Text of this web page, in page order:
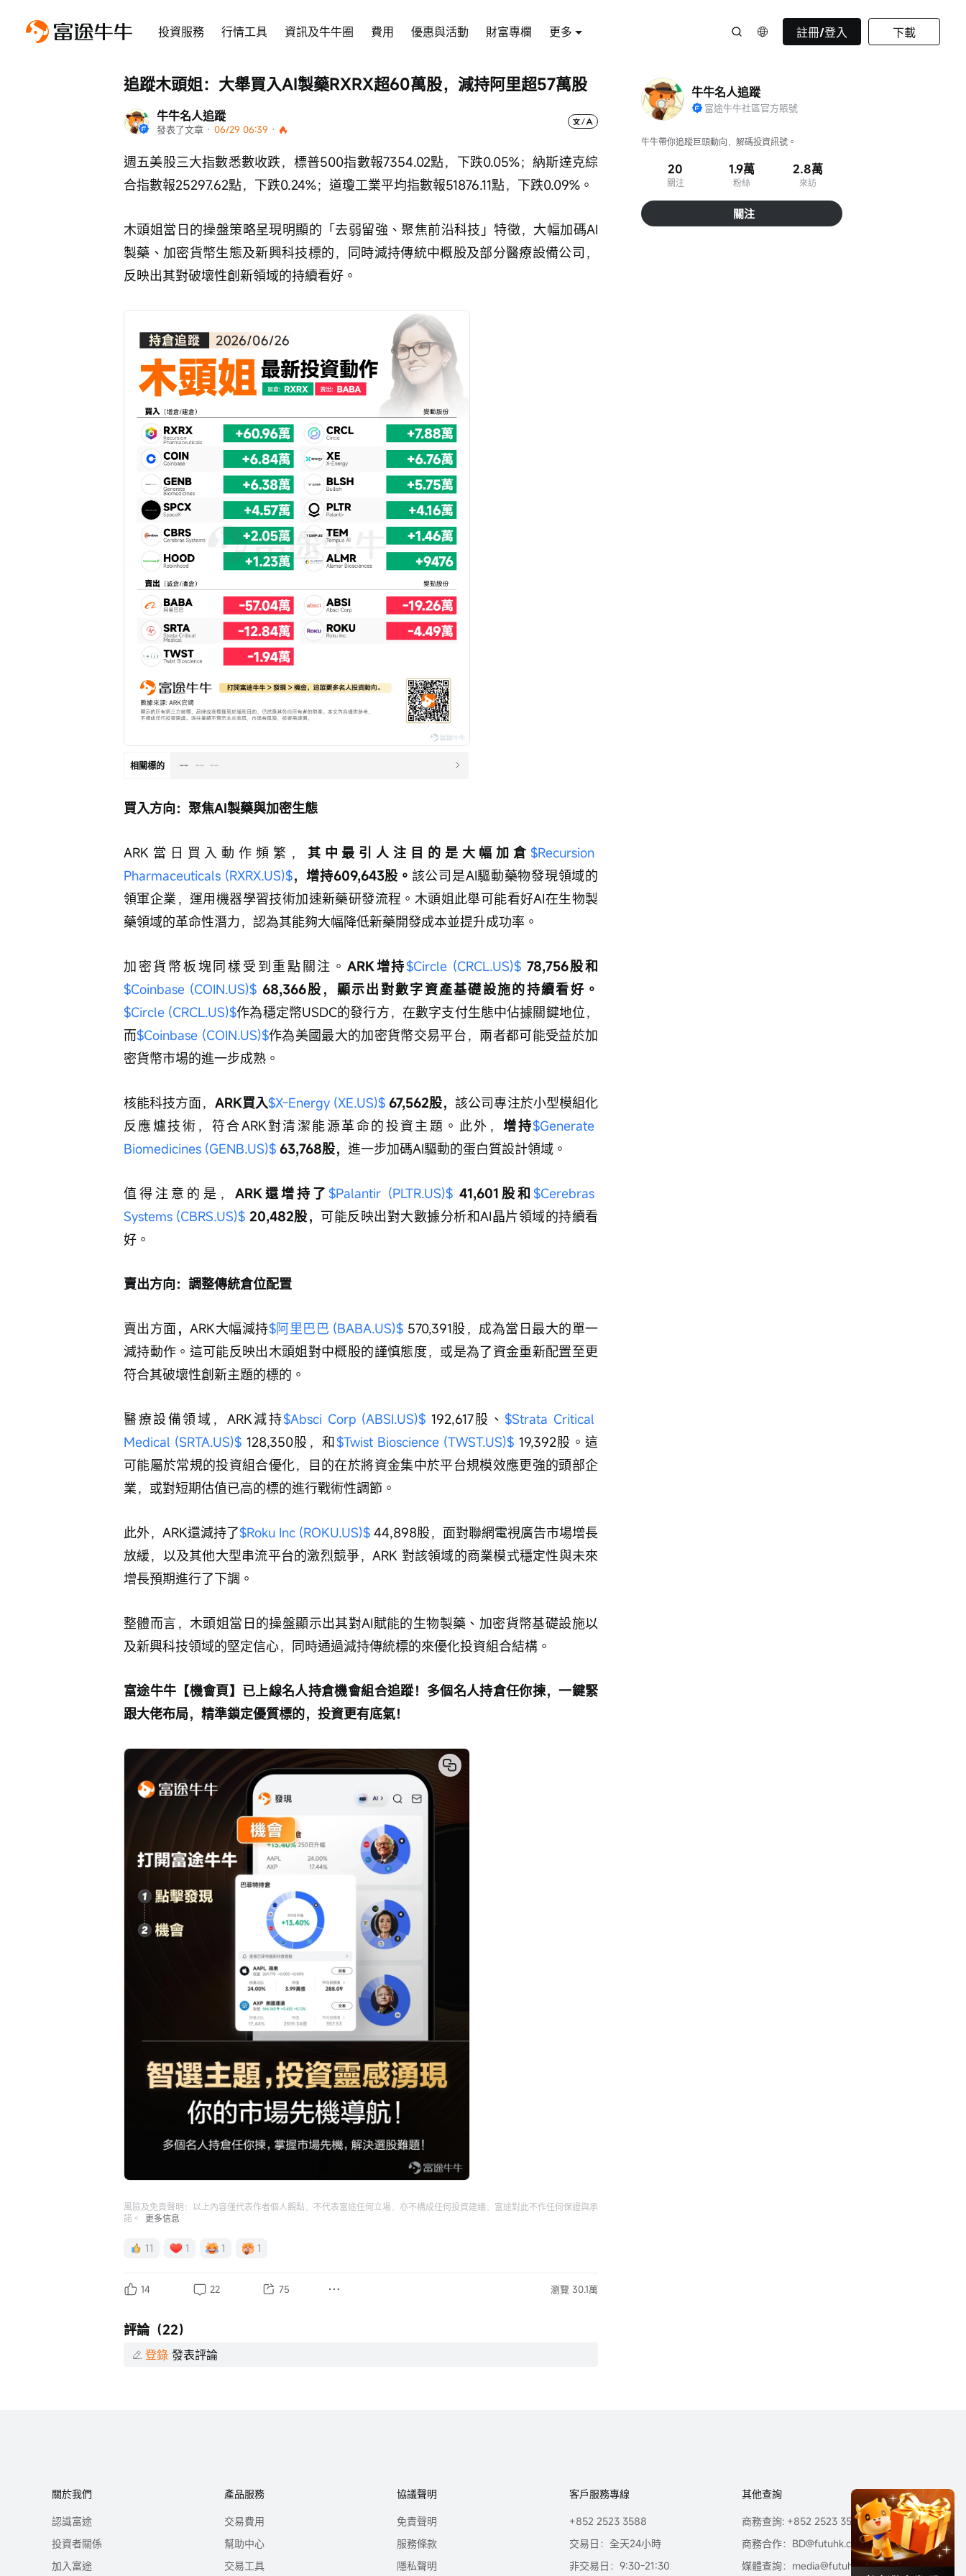
投資服務 行情工具 資訊及牛牛圈 費用 優惠與活動 財富專欄 更多 註冊/登入 下載
牛牛名人追蹤
發表了文章 · 06/29 06:39 ·
追蹤木頭姐：大舉買入AI製藥RXRX超60萬股，減持阿里超57萬股
週五美股三大指數悉數收跌，標普500指數報7354.02點，下跌0.05%；納斯達克綜
合指數報25297.62點，下跌0.24%；道瓊工業平均指數報51876.11點，下跌0.09%。
木頭姐當日的操盤策略呈現明顯的「去弱留強、聚焦前沿科技」特徵，大幅加碼AI
製藥、加密貨幣生態及新興科技標的，同時減持傳統中概股及部分醫療設備公司，
反映出其對破壞性創新領域的持續看好。
相關標的 -- -- --
買入方向：聚焦AI製藥與加密生態
ARK當日買入動作頻繁， 其中最引人注目的是大幅加倉$Recursion
Pharmaceuticals (RXRX.US)$，增持609,643股。 該公司是AI驅動藥物發現領域的
領軍企業，運用機器學習技術加速新藥研發流程。木頭姐此舉可能看好AI在生物製
藥領域的革命性潛力，認為其能夠大幅降低新藥開發成本並提升成功率。
加密貨幣板塊同樣受到重點關注。 ARK增持$Circle (CRCL.US)$ 78,756股和
$Coinbase (COIN.US)$ 68,366股，顯示出對數字資產基礎設施的持續看好。
$Circle (CRCL.US)$作為穩定幣USDC的發行方，在數字支付生態中佔據關鍵地位，
而$Coinbase (COIN.US)$作為美國最大的加密貨幣交易平台，兩者都可能受益於加
密貨幣市場的進一步成熟。
核能科技方面， ARK買入$X-Energy (XE.US)$ 67,562股，該公司專注於小型模組化
反應爐技術，符合ARK對清潔能源革命的投資主題。此外，增持$Generate
Biomedicines (GENB.US)$ 63,768股， 進一步加碼AI驅動的蛋白質設計領域。
值得注意的是， ARK還增持了$Palantir (PLTR.US)$ 41,601股和$Cerebras
Systems (CBRS.US)$ 20,482股， 可能反映出對大數據分析和AI晶片領域的持續看
好。
賣出方向：調整傳統倉位配置
賣出方面 ，ARK大幅減持$阿里巴巴 (BABA.US)$ 570,391股，成為當日最大的單一
減持動作。這可能反映出木頭姐對中概股的謹慎態度，或是為了資金重新配置至更
符合其破壞性創新主題的標的。
醫療設備領域，ARK減持$Absci Corp (ABSI.US)$ 192,617股、$Strata Critical
Medical (SRTA.US)$ 128,350股，和$Twist Bioscience (TWST.US)$ 19,392股。這
可能屬於常規的投資組合優化，目的在於將資金集中於平台規模效應更強的頭部企
業，或對短期估值已高的標的進行戰術性調節。
此外，ARK還減持了$Roku Inc (ROKU.US)$ 44,898股，面對聯網電視廣告市場增長
放緩，以及其他大型串流平台的激烈競爭，ARK 對該領域的商業模式穩定性與未來
增長預期進行了下調。
整體而言，木頭姐當日的操盤顯示出其對AI賦能的生物製藥、加密貨幣基礎設施以
及新興科技領域的堅定信心，同時通過減持傳統標的來優化投資組合結構。
富途牛牛【機會頁】已上線名人持倉機會組合追蹤！多個名人持倉任你揀，一鍵緊
跟大佬布局，精準鎖定優質標的，投資更有底氣！
風險及免責聲明：以上內容僅代表作者個人觀點，不代表富途任何立場，亦不構成任何投資建議，富途對此不作任何保證與承
諾。
更多信息
11 1 1 1
14 22 75 瀏覽 30.1萬
評論（22）
登錄 發表評論
牛牛名人追蹤
富途牛牛社區官方賬號
牛牛帶你追蹤巨頭動向，解碼投資訊號。
20
關注
1.9萬
粉絲
2.8萬
來訪
關注
關於我們
認識富途
投資者關係
加入富途
產品服務
交易費用
幫助中心
交易工具
協議聲明
免責聲明
服務條款
隱私聲明
客戶服務專線
+852 2523 3588
交易日：全天24小時
非交易日：9:30-21:30
其他查詢
商務查詢: +852 2523 3588
商務合作：BD@futuhk.com
媒體查詢：media@futuhk.com